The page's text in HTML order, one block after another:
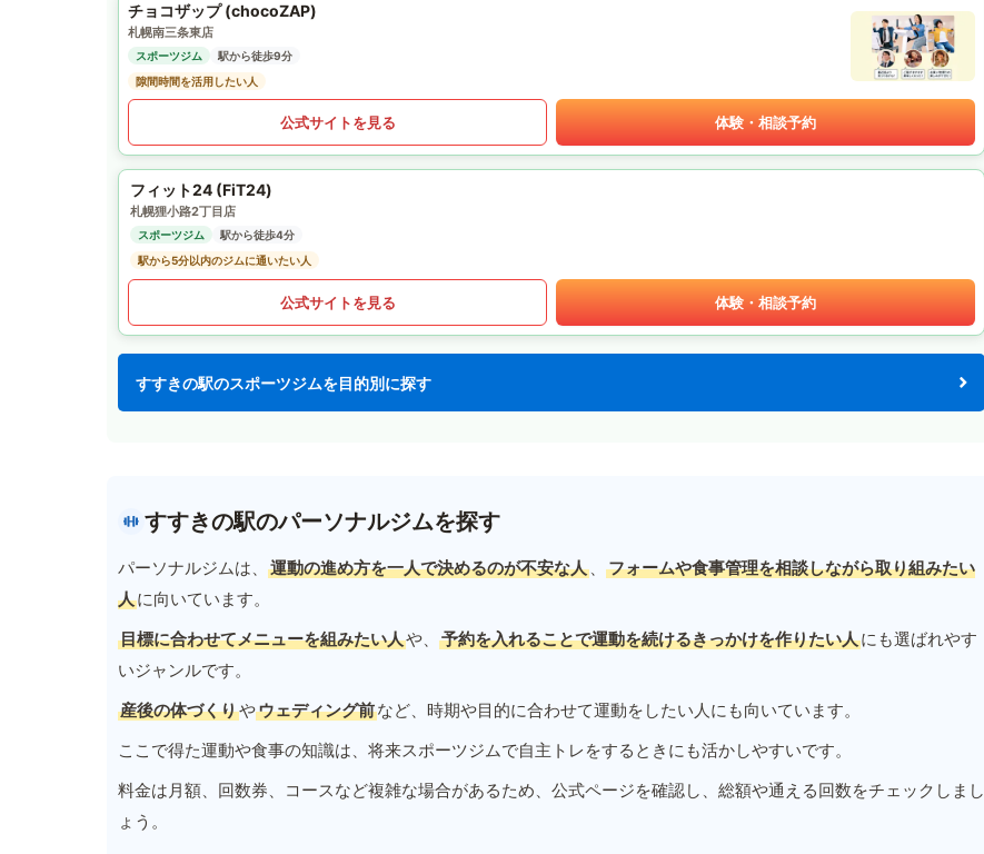
チョコザップ (chocoZAP)
札幌南三条東店
スポーツジム
駅から徒歩9分
隙間時間を活用したい人
公式サイトを見る 体験・相談予約
フィット24 (FiT24)
札幌狸小路2丁目店
スポーツジム
駅から徒歩4分
駅から5分以内のジムに通いたい人
公式サイトを見る 体験・相談予約
すすきの駅のスポーツジムを目的別に探す
すすきの駅のパーソナルジムを探す
パーソナルジムは、 運動の進め方を一人で決めるのが不安な人 、
フォームや食事管理を相談しながら取り組みたい
人に向いています。
目標に合わせてメニューを組みたい人や、 予約を入れることで運動を続けるきっかけを作りたい人にも選ばれやす
いジャンルです。
産後の体づくりやウェディング前など、時期や目的に合わせて運動をしたい人にも向いています。
ここで得た運動や食事の知識は、将来スポーツジムで自主トレをするときにも活かしやすいです。
料金は月額、回数券、コースなど複雑な場合があるため、公式ページを確認し、総額や通える回数をチェックしまし
ょう。